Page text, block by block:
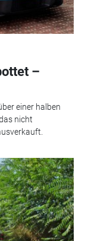
–
einer halben
nicht